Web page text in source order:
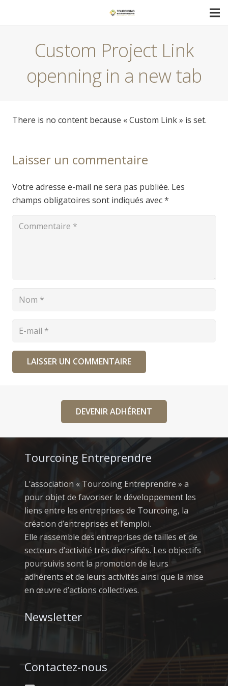
Custom Project Link
openning in a new tab
There is no content because « Custom Link » is set.
Laisser un commentaire
Votre adresse e-mail ne sera pas publiée. Les
champs obligatoires sont indiqués avec*
LAISSER UN COMMENTAIRE
DEVENIR ADHÉRENT
Tourcoing Entreprendre
L’association « Tourcoing Entreprendre » a
pour objet de favoriser le développement les
liens entre les entreprises de Tourcoing, la
création d’entreprises et l’emploi.
Elle rassemble des entreprises de tailles et de
secteurs d’activité très diversifiés. Les objectifs
poursuivis sont la promotion de leurs
adhérents et de leurs activités ainsi que la mise
en œuvre d’actions collectives.
Newsletter
Contactez-nous